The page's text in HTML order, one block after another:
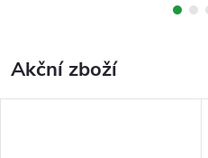
o
d
Akční zboží